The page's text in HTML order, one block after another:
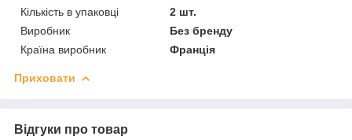
Кількість в упаковці
2 шт.
Виробник
Без бренду
Країна виробник
Франція
Приховати
Відгуки про товар